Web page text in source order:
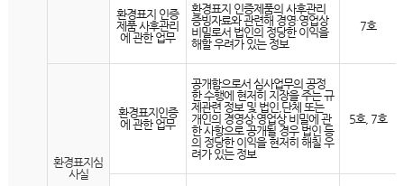
환경표지 인증
제품 사후관리
에 관한 업무
환경표지 인증제품의 사후관리
증빙자료와 관련해 경영·영업상
비밀로서 법인의 정당한 이익을
해할 우려가 있는 정보
7호
환경표지심
사실
환경표지인증
에 관한 업무
공개함으로서 심사업무의 공정
한 수행에 현저히 지장을 주는 규
제관련 정보 및 법인,단체 또는
개인의 경영상·영업상 비밀에 관
한 사항으로 공개될 경우 법인 등
의 정당한 이익을 현저히 해칠 우
려가 있는 정보
5호, 7호